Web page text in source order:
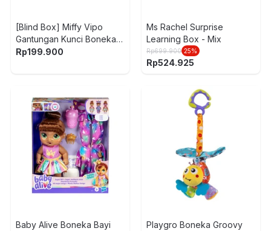
[Blind Box] Miffy Vipo
Gantungan Kunci Boneka
Plush Bakery
Rp199.900
Ms Rachel Surprise
Learning Box - Mix
Rp699.900 25%
Rp524.925
Baby Alive Boneka Bayi
Playgro Boneka Groovy